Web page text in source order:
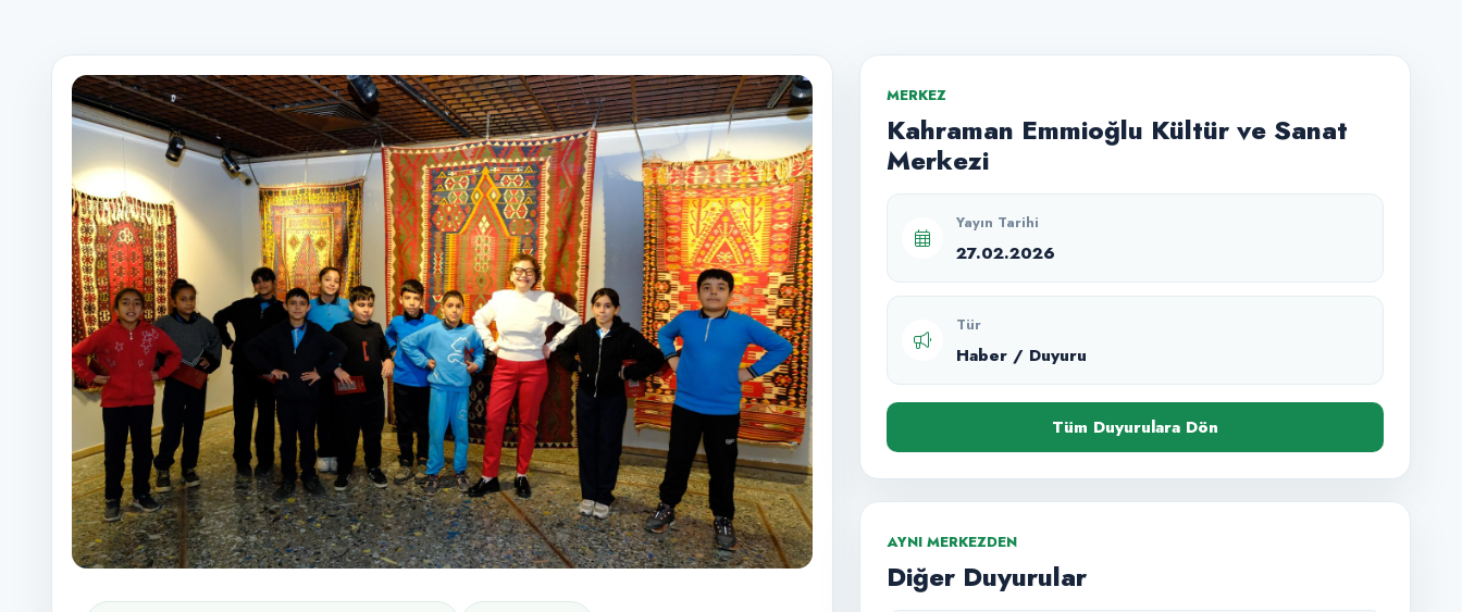
MERKEZ
Kahraman Emmioğlu Kültür ve Sanat
Merkezi
Yayın Tarihi
27.02.2026
Tür
Haber / Duyuru
Tüm Duyurulara Dön
AYNI MERKEZDEN
Diğer Duyurular